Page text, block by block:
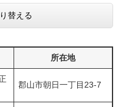
替える
所在地
郡山市朝日一丁目23-7